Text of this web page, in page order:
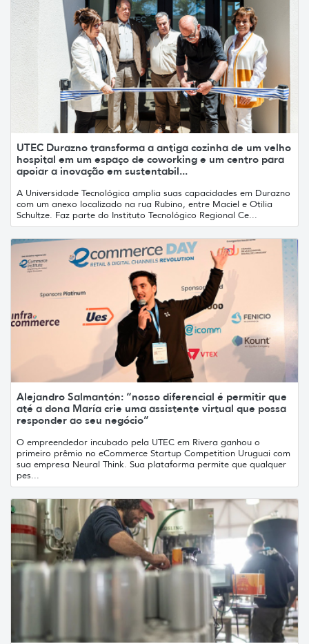
UTEC Durazno transforma a antiga cozinha de um velho
hospital em um espaço de coworking e um centro para
apoiar a inovação em sustentabil...
A Universidade Tecnológica amplia suas capacidades em Durazno
com um anexo localizado na rua Rubino, entre Maciel e Otilia
Schultze. Faz parte do Instituto Tecnológico Regional Ce...
Alejandro Salmantón: “nosso diferencial é permitir que
até a dona María crie uma assistente virtual que possa
responder ao seu negócio”
O empreendedor incubado pela UTEC em Rivera ganhou o
primeiro prêmio no eCommerce Startup Competition Uruguai com
sua empresa Neural Think. Sua plataforma permite que qualquer
pes...